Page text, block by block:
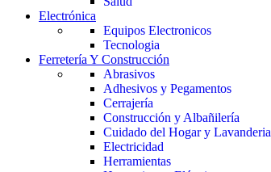
Electrónica
Equipos Electronicos
Tecnologia
Ferretería Y Construcción
Abrasivos
Adhesivos y Pegamentos
Cerrajería
Construcción y Albañilería
Cuidado del Hogar y Lavanderia
Electricidad
Herramientas